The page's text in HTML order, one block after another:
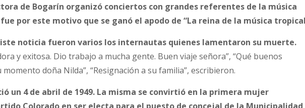
de Bogarín organizó conciertos con grandes referentes de la música
por este motivo que se ganó el apodo de “La reina de la música
noticia fueron varios los internautas quienes lamentaron su muerte.
y exitosa. Dio trabajo a mucha gente. Buen viaje señora”, “Qué buenos
doña Nilda”, “Resignación a su familia”, escribieron.
un 4 de abril de 1949. La misma se convirtió en la primera mujer